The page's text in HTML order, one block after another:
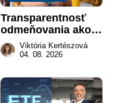
Transparentnosť
odmeňovania ako
právna povinnosť:
revolúcia na
práce
Viktória Kertészová
04. 08. 2026